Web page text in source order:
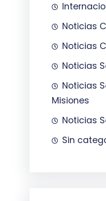
Noticias
Noticias
Noticias
Noticias
Misiones
Noticias
Sin